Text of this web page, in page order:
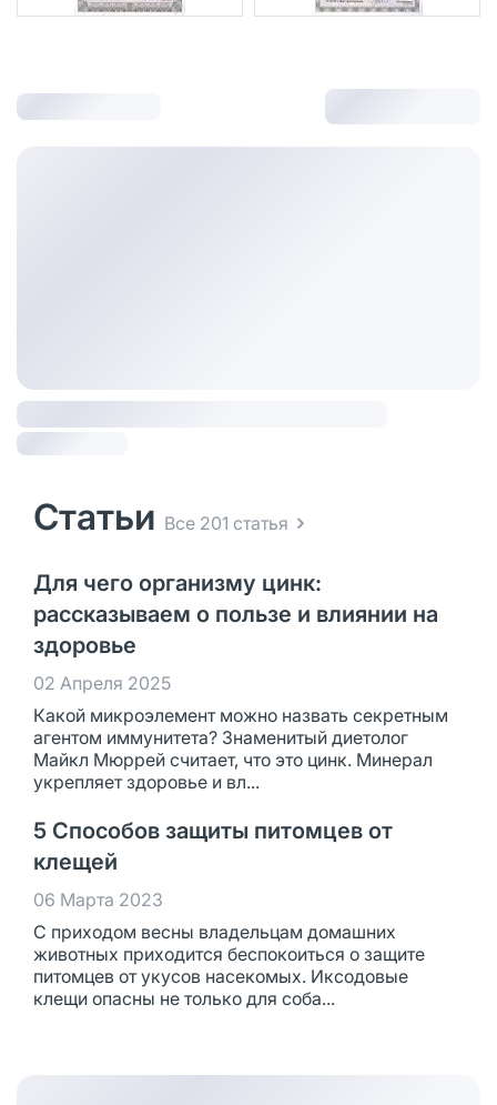
Статьи Все 201 статья
Для чего организму цинк:
рассказываем о пользе и влиянии на
здоровье
02 Апреля 2025
Какой микроэлемент можно назвать секретным
агентом иммунитета? Знаменитый диетолог
Майкл Мюррей считает, что это цинк. Минерал
укрепляет здоровье и вл...
5 Способов защиты питомцев от
клещей
06 Марта 2023
С приходом весны владельцам домашних
животных приходится беспокоиться о защите
питомцев от укусов насекомых. Иксодовые
клещи опасны не только для соба...